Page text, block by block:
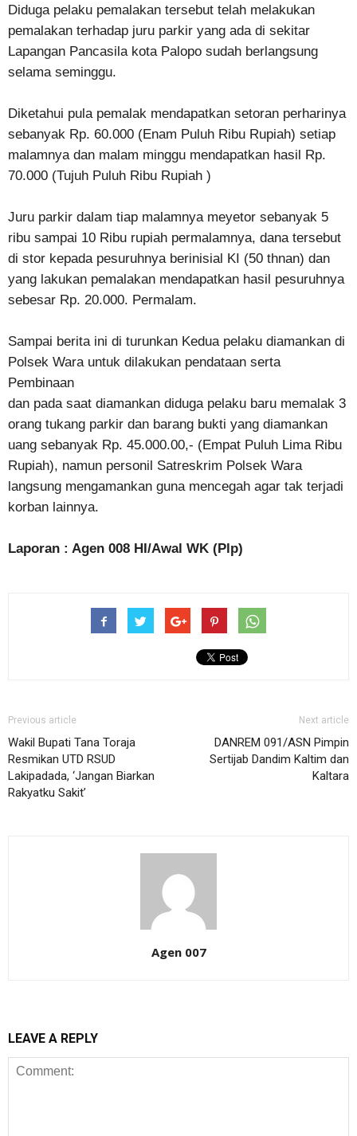
Diduga pelaku pemalakan tersebut telah melakukan
pemalakan terhadap juru parkir yang ada di sekitar
Lapangan Pancasila kota Palopo sudah berlangsung
selama seminggu.
Diketahui pula pemalak mendapatkan setoran perharinya
sebanyak Rp. 60.000 (Enam Puluh Ribu Rupiah) setiap
malamnya dan malam minggu mendapatkan hasil Rp.
70.000 (Tujuh Puluh Ribu Rupiah )
Juru parkir dalam tiap malamnya meyetor sebanyak 5
ribu sampai 10 Ribu rupiah permalamnya, dana tersebut
di stor kepada pesuruhnya berinisial KI (50 thnan) dan
yang lakukan pemalakan mendapatkan hasil pesuruhnya
sebesar Rp. 20.000. Permalam.
Sampai berita ini di turunkan Kedua pelaku diamankan di
Polsek Wara untuk dilakukan pendataan serta
Pembinaan
dan pada saat diamankan diduga pelaku baru memalak 3
orang tukang parkir dan barang bukti yang diamankan
uang sebanyak Rp. 45.000.00,- (Empat Puluh Lima Ribu
Rupiah), namun personil Satreskrim Polsek Wara
langsung mengamankan guna mencegah agar tak terjadi
korban lainnya.
Laporan : Agen 008 HI/Awal WK (Plp)
Previous article
Wakil Bupati Tana Toraja
Resmikan UTD RSUD
Lakipadada, ‘Jangan Biarkan
Rakyatku Sakit’
Next article
DANREM 091/ASN Pimpin
Sertijab Dandim Kaltim dan
Kaltara
Agen 007
LEAVE A REPLY